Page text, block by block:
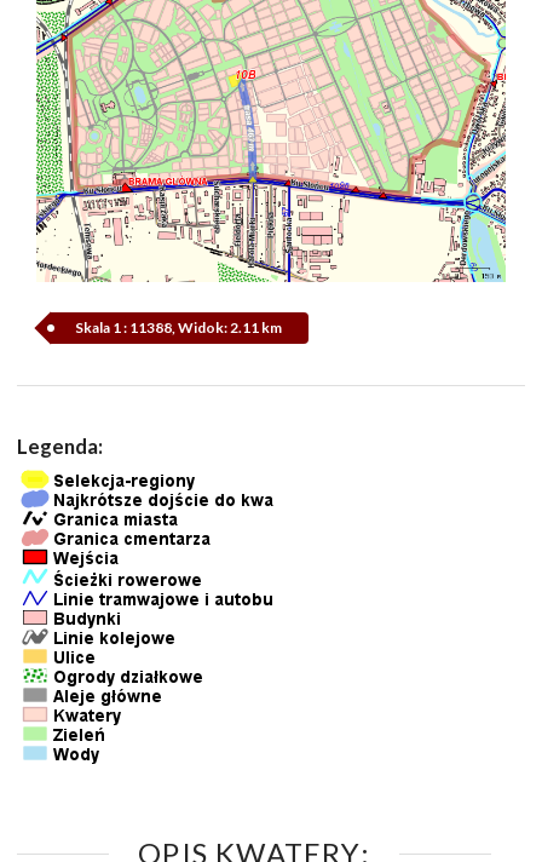
Skala 1 : 11388, Widok: 2.11 km
Legenda:
OPIS KWATERY: